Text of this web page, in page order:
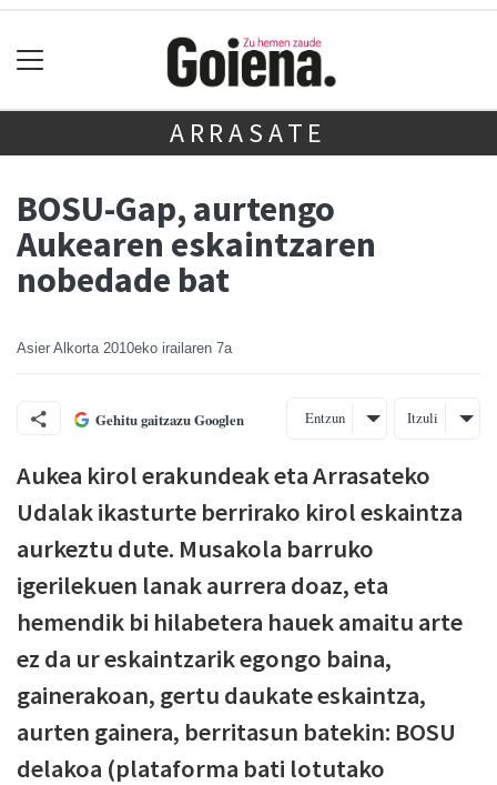
ARRASATE
BOSU-Gap, aurtengo
Aukearen eskaintzaren
nobedade bat
Asier Alkorta 2010eko irailaren 7a
Gehitu gaitzazu Googlen Entzun Itzuli
Aukea kirol erakundeak eta Arrasateko
Udalak ikasturte berrirako kirol eskaintza
aurkeztu dute. Musakola barruko
igerilekuen lanak aurrera doaz, eta
hemendik bi hilabetera hauek amaitu arte
ez da ur eskaintzarik egongo baina,
gainerakoan, gertu daukate eskaintza,
aurten gainera, berritasun batekin: BOSU
delakoa (plataforma bati lotutako